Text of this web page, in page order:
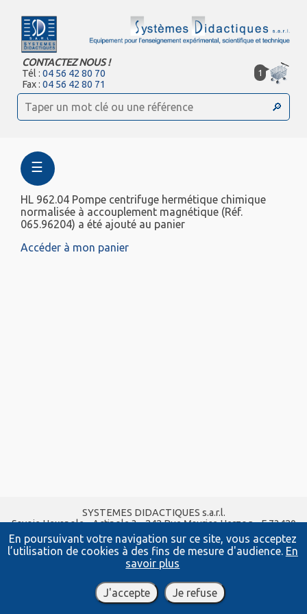
En poursuivant votre navigation sur ce site, vous acceptez
l’utilisation de cookies à des fins de mesure d'audience. En
savoir plus
J'accepte Je refuse
CONTACTEZ NOUS !
Tél :04 56 42 80 70
Fax :04 56 42 80 71
1
☰
HL 962.04 Pompe centrifuge hermétique chimique
normalisée à accouplement magnétique (Réf.
065.96204) a été ajouté au panier
Accéder à mon panier
SYSTEMES DIDACTIQUES s.a.r.l.
Savoie Hexapole - Actipole 3 - 242 Rue Maurice Herzog - F 73420
VIVIERS DU LAC
Tel : 04 56 42 80 70| Fax :04 56 42 80 71
xavier.granjon@systemes-didactiques.fr
systemes-didactiques.fr